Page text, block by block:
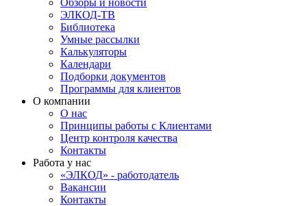
Обзоры и новости
ЭЛКОД-ТВ
Библиотека
Умные рассылки
Калькуляторы
Календари
Подборки документов
Программы для клиентов
О компании
О нас
Принципы работы с Клиентами
Центр контроля качества
Контакты
Работа у нас
«ЭЛКОД» - работодатель
Вакансии
Контакты